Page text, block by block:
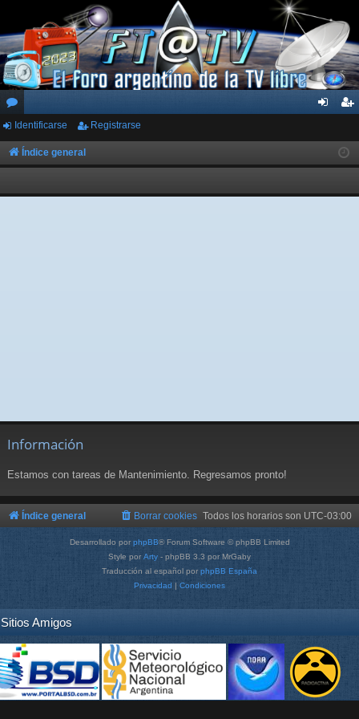
or
os
ar
ist
rs
Identificarse Registrarse
Índice general
Información
Estamos con tareas de Mantenimiento. Regresamos pronto!
Índice general Todos los horarios son UTC-03:00
Borrar cookies
Desarrollado por phpBB® Forum Software © phpBB Limited
Style por Arty - phpBB 3.3 por MrGaby
Traducción al español por phpBB España
Privacidad | Condiciones
Sitios Amigos